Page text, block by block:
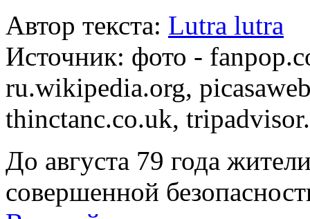
Автор текста: Lutra lutra
Источник: фото -
ru.wikipedia.org,
thinctanc.co.uk,
До августа 79 года
совершенной